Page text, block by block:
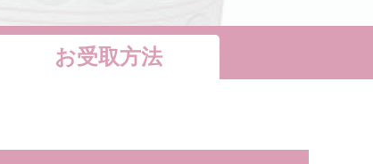
お受取方法